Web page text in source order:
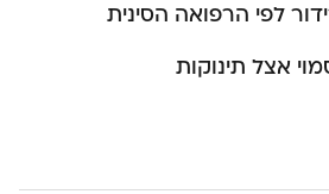
לפי הרפואה הסינית
אצל תינוקות